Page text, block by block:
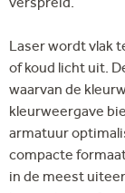
verspreid.
Laser wordt vlak
of koud licht uit.
waarvan de
kleurweergave
armatuur
compacte
in de meest